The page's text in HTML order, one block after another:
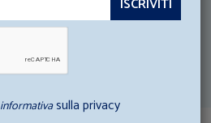
informativasulla privacy